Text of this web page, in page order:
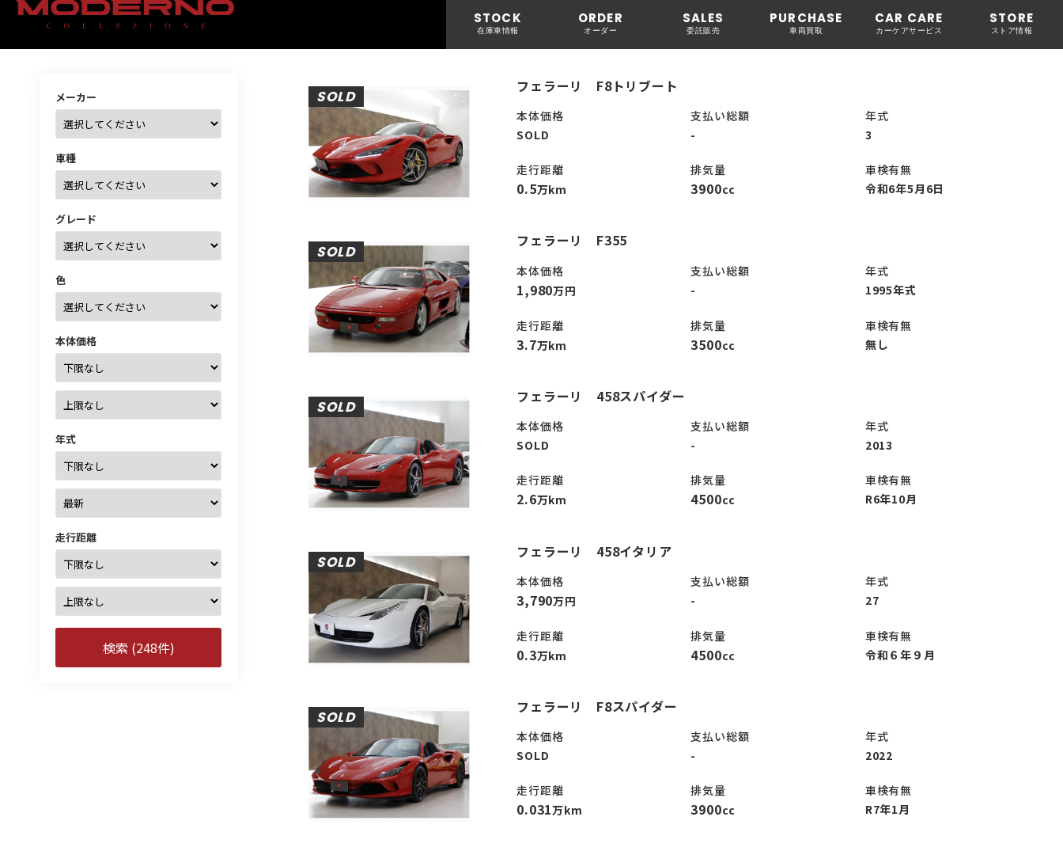
STOCK
在庫車情報
ORDER
オーダー
SALES
委託販売
PURCHASE
車両買取
CAR CARE
カーケアサービス
STORE
ストア情報
メーカー
車種
グレード
色
本体価格
年式
走行距離
検索 (248件)
SOLD
フェラーリ F8トリブート
本体価格
SOLD
支払い総額
-
年式
3
走行距離
0.5万km
排気量
3900cc
車検有無
令和6年5月6日
SOLD
フェラーリ F355
本体価格
1,980万円
支払い総額
-
年式
1995年式
走行距離
3.7万km
排気量
3500cc
車検有無
無し
SOLD
フェラーリ 458スパイダー
本体価格
SOLD
支払い総額
-
年式
2013
走行距離
2.6万km
排気量
4500cc
車検有無
R6年10月
SOLD
フェラーリ 458イタリア
本体価格
3,790万円
支払い総額
-
年式
27
走行距離
0.3万km
排気量
4500cc
車検有無
令和６年９月
SOLD
フェラーリ F8スパイダー
本体価格
SOLD
支払い総額
-
年式
2022
走行距離
0.031万km
排気量
3900cc
車検有無
R7年1月